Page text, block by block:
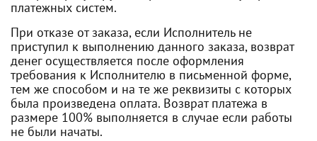
платежных систем.
При отказе от заказа, если Исполнитель не
приступил к выполнению данного заказа, возврат
денег осуществляется после оформления
требования к Исполнителю в письменной форме,
тем же способом и на те же реквизиты с которых
была произведена оплата. Возврат платежа в
размере 100% выполняется в случае если работы
не были начаты.